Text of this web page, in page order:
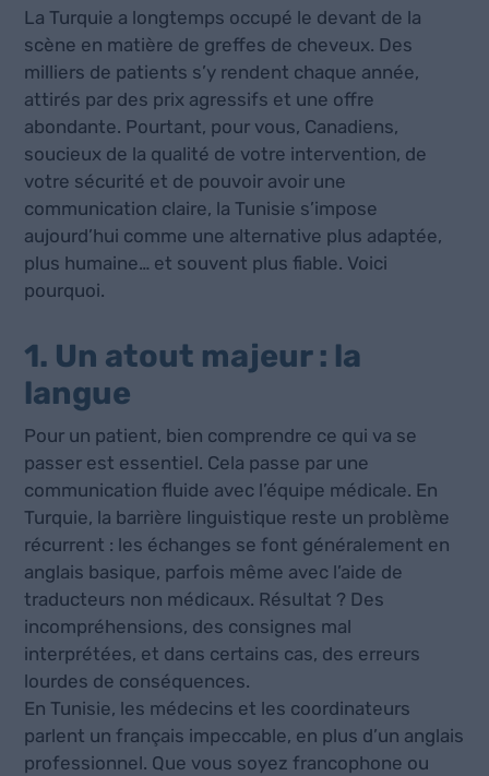
La Turquie a longtemps occupé le devant de la
scène en matière de greffes de cheveux. Des
milliers de patients s’y rendent chaque année,
attirés par des prix agressifs et une offre
abondante. Pourtant, pour vous, Canadiens,
soucieux de la qualité de votre intervention, de
votre sécurité et de pouvoir avoir une
communication claire, la Tunisie s’impose
aujourd’hui comme une alternative plus adaptée,
plus humaine… et souvent plus fiable. Voici
pourquoi.
1. Un atout majeur : la
langue
Pour un patient, bien comprendre ce qui va se
passer est essentiel. Cela passe par une
communication fluide avec l’équipe médicale. En
Turquie, la barrière linguistique reste un problème
récurrent : les échanges se font généralement en
anglais basique, parfois même avec l’aide de
traducteurs non médicaux. Résultat ? Des
incompréhensions, des consignes mal
interprétées, et dans certains cas, des erreurs
lourdes de conséquences.
En Tunisie, les médecins et les coordinateurs
parlent un français impeccable, en plus d’un anglais
professionnel. Que vous soyez francophone ou